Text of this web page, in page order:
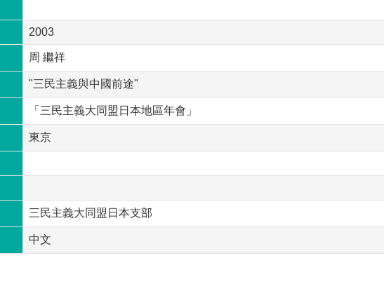
2003
周 繼祥
"三民主義與中國前途"
「三民主義大同盟日本地區年會」
東京
三民主義大同盟日本支部
中文